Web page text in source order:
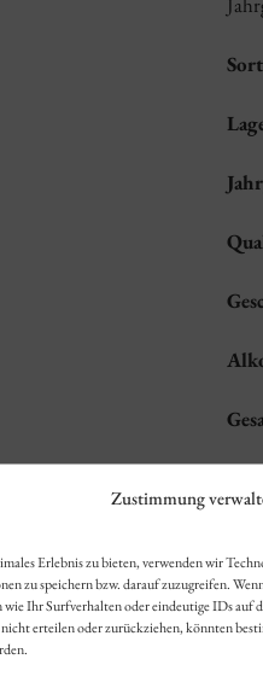
Zustimmung
Erlebnis zu bieten, verwenden wir
zu speichern bzw. darauf zuzugreifen.
Ihr Surfverhalten oder eindeutige IDs auf
erteilen oder zurückziehen, könnten